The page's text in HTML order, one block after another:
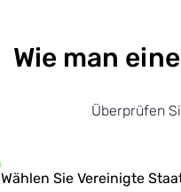
Wie man
Überprüfen
Wählen Sie Vereinigte